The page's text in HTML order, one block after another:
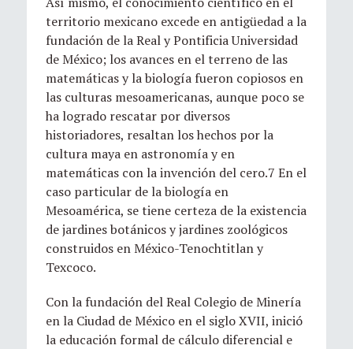
territorio mexicano excede en antigüedad a la
fundación de la Real y Pontificia Universidad
de México; los avances en el terreno de las
matemáticas y la biología fueron copiosos en
las culturas mesoamericanas, aunque poco se
ha logrado rescatar por diversos
historiadores, resaltan los hechos por la
cultura maya en astronomía y en
matemáticas con la invención del cero.7 En el
caso particular de la biología en
Mesoamérica, se tiene certeza de la existencia
de jardines botánicos y jardines zoológicos
construidos en México-Tenochtitlan y
Texcoco.
Con la fundación del Real Colegio de Minería
en la Ciudad de México en el siglo XVII, inició
la educación formal de cálculo diferencial e